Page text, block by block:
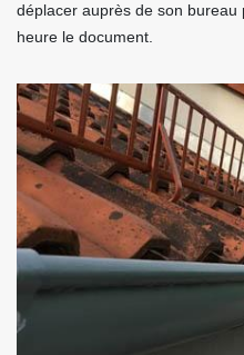
déplacer auprès de son bureau
heure le document.